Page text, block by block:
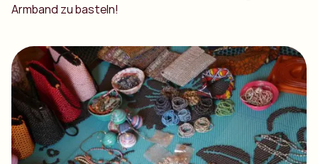
Armband zu basteln!